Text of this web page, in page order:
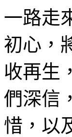
一路走
初心，
收再生
們深信
惜，以